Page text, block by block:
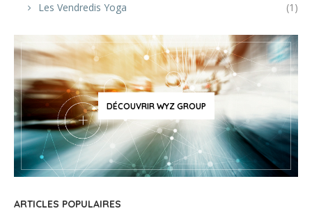
Les Vendredis Yoga (1)
DÉCOUVRIR WYZ GROUP
ARTICLES POPULAIRES